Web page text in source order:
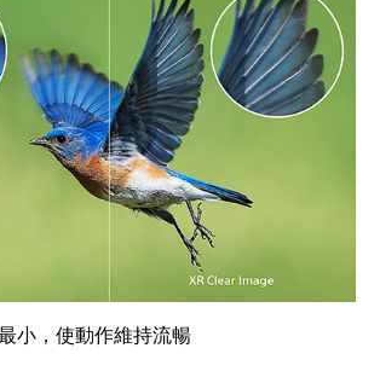
小，使動作維持流暢